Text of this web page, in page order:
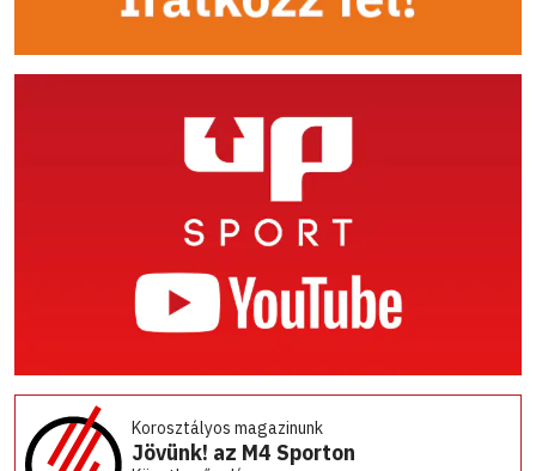
Korosztályos magazinunk
Jövünk! az M4 Sporton